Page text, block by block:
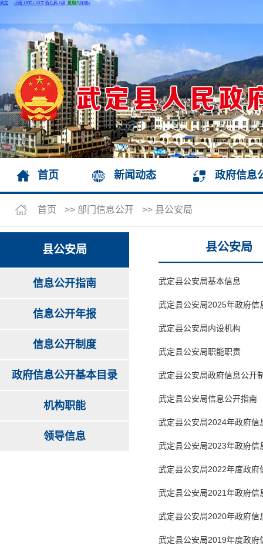
首页 新闻动态 政府信息
首页 >> 部门信息公开 >> 县公安局
县公安局
信息公开指南
信息公开年报
信息公开制度
政府信息公开基本目录
机构职能
领导信息
县公安局
武定县公安局基本信息
武定县公安局2025年政府信
武定县公安局内设机构
武定县公安局职能职责
武定县公安局政府信息公开
武定县公安局信息公开指南
武定县公安局2024年政府信
武定县公安局2023年政府信
武定县公安局2022年度政府
武定县公安局2021年政府信
武定县公安局2020年政府信
武定县公安局2019年度政府